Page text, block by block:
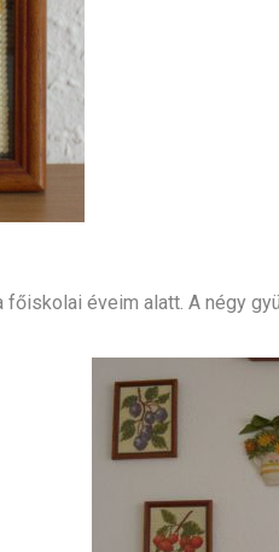
éveim alatt. A négy